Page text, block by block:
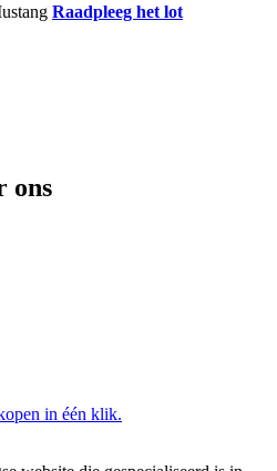
Raadpleeg het lot
ons